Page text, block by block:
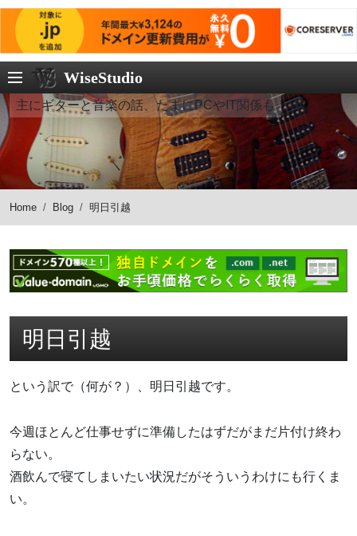
WiseStudio
主にギターと音楽の話、たまにPCやIT関係も
Home Blog 明日引越
明日引越
という訳で（何が？）、明日引越です。
今週ほとんど仕事せずに準備したはずだがまだ片付け終わ
らない。
酒飲んで寝てしまいたい状況だがそういうわけにも行くま
い。